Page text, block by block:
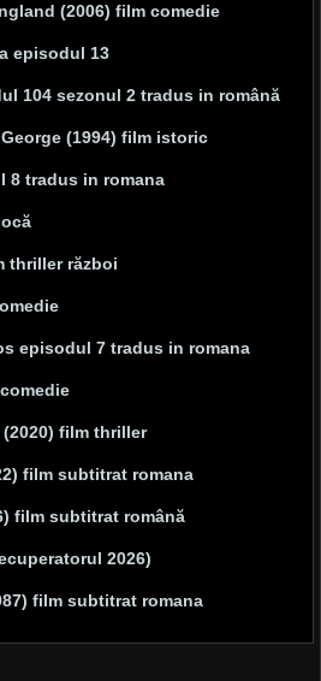
(2006) film comedie
episodul 13
104 sezonul 2 tradus in română
(1994) film istoric
8 tradus in romana
thriller război
episodul 7 tradus in romana
film thriller
film subtitrat romana
film subtitrat română
2026)
film subtitrat romana